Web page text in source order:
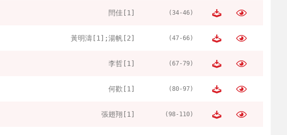
閆佳[1] (34-46)
黃明濤[1];湯帆[2] (47-66)
李哲[1] (67-79)
何歡[1] (80-97)
張翅翔[1] (98-110)